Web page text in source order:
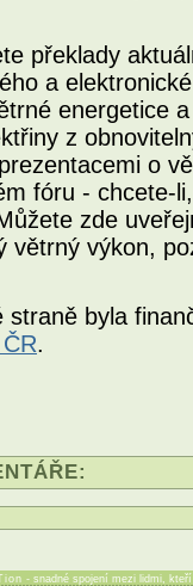
překlady
a
energetice
z
o
fóru - chcete-
zde
větrný výkon,
straně byla
.
- snadné spojení mezi lidmi,